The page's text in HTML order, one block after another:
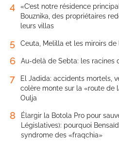
4
«C’est notre résidence
Bouznika, des propriétaires
leurs villas
5 Ceuta, Melilla et les miroirs de
6 Au-delà de Sebta: les racines
7
El Jadida: accidents mortels,
colère monte sur la «route de
Oulja
8
Élargir la Botola Pro pour
Législatives): pourquoi
syndrome des «fraqchia»